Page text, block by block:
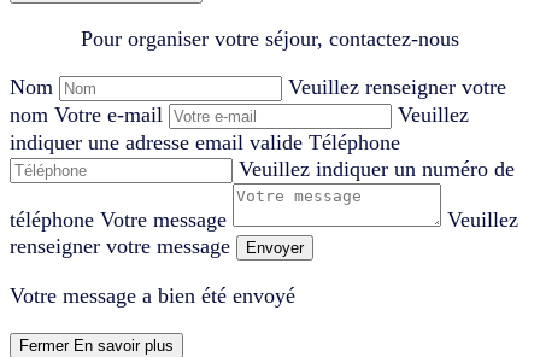
Pour organiser votre séjour, contactez-nous
Nom
Veuillez renseigner votre
nom Votre e-mail
Veuillez
indiquer une adresse email valide Téléphone
Veuillez indiquer un numéro de
téléphone Votre message
Veuillez
renseigner votre message
Envoyer
Votre message a bien été envoyé
Fermer En savoir plus